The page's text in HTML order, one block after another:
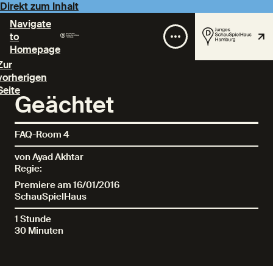
Direkt zum Inhalt
Navigate
to
Homepage
Geächtet
FAQ-Room 4
von Ayad Akhtar
Regie:
Premiere am 16/01/2016
SchauSpielHaus
1 Stunde
30 Minuten